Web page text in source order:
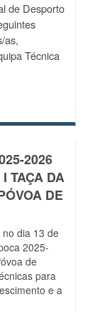
de Desporto
as,
Técnica
2026
TAÇA DA
DE
dia 13 de
2025-
de
para
e a